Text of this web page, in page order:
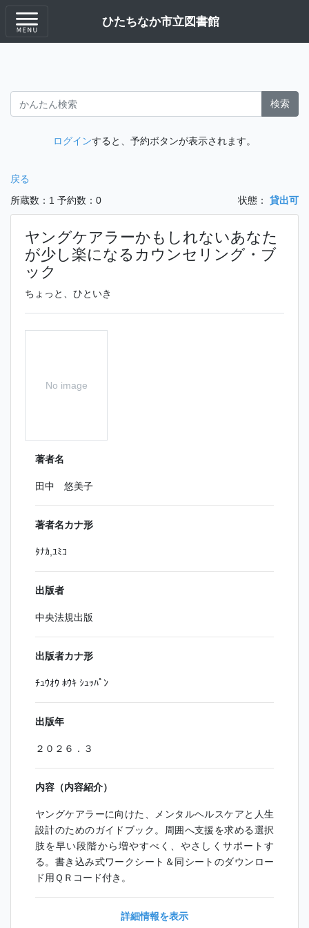
ひたちなか市立図書館
検索
ログインすると、予約ボタンが表示されます。
戻る
所蔵数：1 予約数：0 状態： 貸出可
ヤングケアラーかもしれないあなた
が少し楽になるカウンセリング・ブ
ック
ちょっと、ひといき
No image
著者名
田中 悠美子
著者名カナ形
ﾀﾅｶ,ﾕﾐｺ
出版者
中央法規出版
出版者カナ形
ﾁｭｳｵｳ ﾎｳｷ ｼｭｯﾊﾟﾝ
出版年
２０２６．３
内容（内容紹介）
ヤングケアラーに向けた、メンタルヘルスケアと人生
設計のためのガイドブック。周囲へ支援を求める選択
肢を早い段階から増やすべく、やさしくサポートす
る。書き込み式ワークシート＆同シートのダウンロー
ド用ＱＲコード付き。
詳細情報を表示